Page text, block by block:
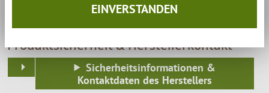
zu Dir nach Hause.
Produktsicherheit & Herstellerkontakt
Sicherheitsinformationen &
Kontaktdaten des Herstellers
EINVERSTANDEN